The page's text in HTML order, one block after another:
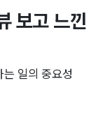
보고 느낀
일의 중요성